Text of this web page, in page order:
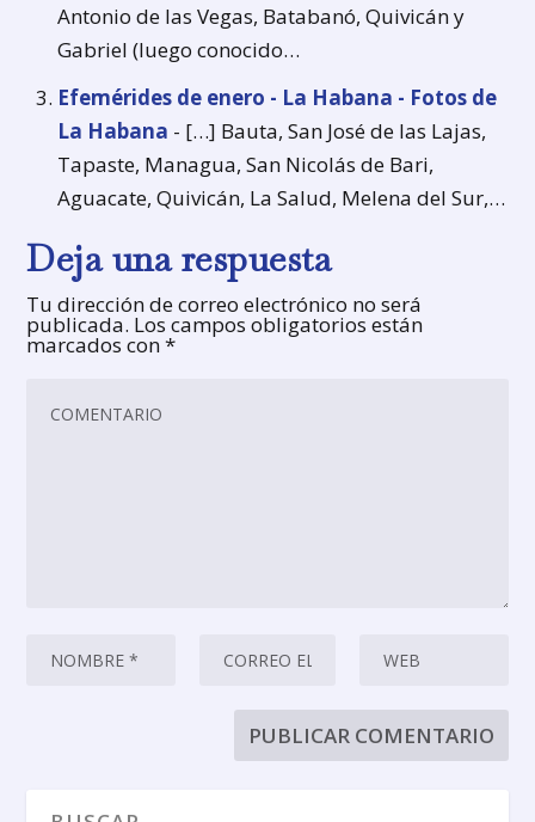
Antonio de las Vegas, Batabanó, Quivicán y
Gabriel (luego conocido…
Efemérides de enero - La Habana - Fotos de
La Habana - […] Bauta, San José de las Lajas,
Tapaste, Managua, San Nicolás de Bari,
Aguacate, Quivicán, La Salud, Melena del Sur,…
Deja una respuesta
Tu dirección de correo electrónico no será
publicada. Los campos obligatorios están
marcados con*